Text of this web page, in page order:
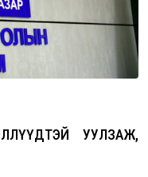
УУЛЗАЖ,